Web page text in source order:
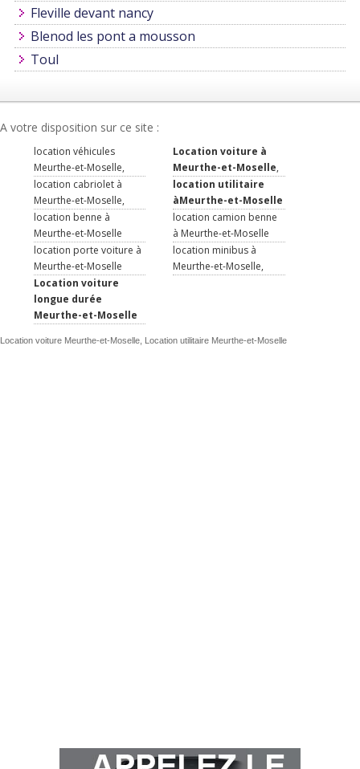
Fleville devant nancy
Blenod les pont a mousson
Toul
A votre disposition sur ce site :
location véhicules
Meurthe-et-Moselle,
Location voiture à
Meurthe-et-Moselle,
location cabriolet à
Meurthe-et-Moselle,
location utilitaire
àMeurthe-et-Moselle
location benne à
Meurthe-et-Moselle
location camion benne
à Meurthe-et-Moselle
location porte voiture à
Meurthe-et-Moselle
location minibus à
Meurthe-et-Moselle,
Location voiture
longue durée
Meurthe-et-Moselle
Location voiture Meurthe-et-Moselle, Location utilitaire Meurthe-et-Moselle